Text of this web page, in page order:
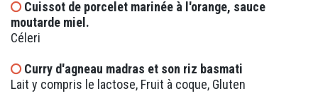
Cuissot de porcelet marinée à l'orange, sauce
moutarde miel.
Céleri
Curry d'agneau madras et son riz basmati
Lait y compris le lactose, Fruit à coque, Gluten